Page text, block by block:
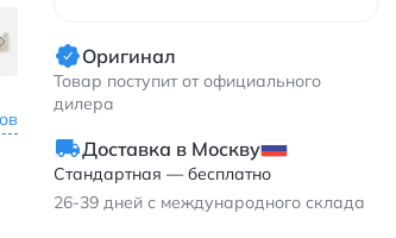
Оригинал
Товар поступит от официального
дилера
Доставка в Москву
Стандартная — бесплатно
26-39 дней с международного склада